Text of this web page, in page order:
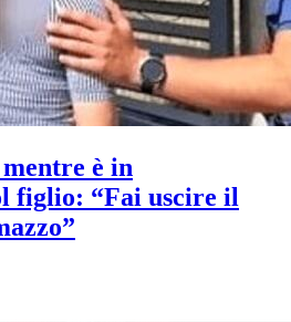
è in
figlio: “Fai uscire il